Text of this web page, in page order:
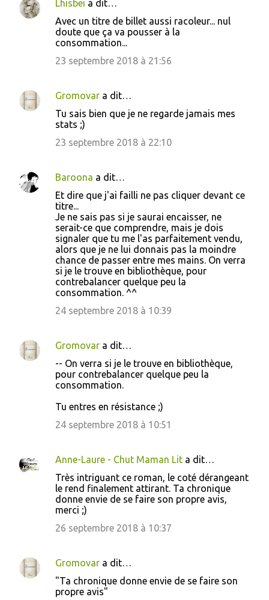
Lhisbei a dit…
Avec un titre de billet aussi racoleur... nul
doute que ça va pousser à la
consommation...
23 septembre 2018 à 21:56
Gromovar a dit…
Tu sais bien que je ne regarde jamais mes
stats ;)
23 septembre 2018 à 22:10
Baroona a dit…
Et dire que j'ai failli ne pas cliquer devant ce
titre...
Je ne sais pas si je saurai encaisser, ne
serait-ce que comprendre, mais je dois
signaler que tu me l'as parfaitement vendu,
alors que je ne lui donnais pas la moindre
chance de passer entre mes mains. On verra
si je le trouve en bibliothèque, pour
contrebalancer quelque peu la
consommation. ^^
24 septembre 2018 à 10:39
Gromovar a dit…
-- On verra si je le trouve en bibliothèque,
pour contrebalancer quelque peu la
consommation.
Tu entres en résistance ;)
24 septembre 2018 à 10:51
Anne-Laure - Chut Maman Lit a dit…
Très intriguant ce roman, le coté dérangeant
le rend finalement attirant. Ta chronique
donne envie de se faire son propre avis,
merci ;)
26 septembre 2018 à 10:37
Gromovar a dit…
"Ta chronique donne envie de se faire son
propre avis"